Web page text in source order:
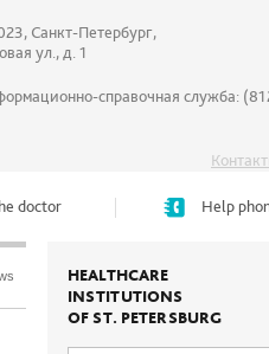
Санкт-Петербург,
ул., д. 1
справочная служба:
doctor Help
HEALTHCARE
INSTITUTIONS
OF ST. PETERSBURG